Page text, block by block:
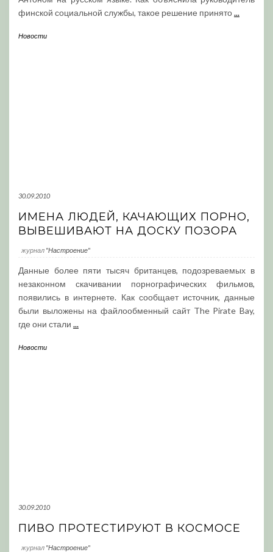
финской социальной службы, такое решение принято...
Новости
30.09.2010
ИМЕНА ЛЮДЕЙ, КАЧАЮЩИХ ПОРНО,
ВЫВЕШИВАЮТ НА ДОСКУ ПОЗОРА
журнал "Настроение"
Данные более пяти тысяч британцев, подозреваемых в
незаконном скачивании порнографических фильмов,
появились в интернете. Как сообщает источник, данные
были выложены на файлообменный сайт The Pirate Bay,
где они стали ...
Новости
30.09.2010
ПИВО ПРОТЕСТИРУЮТ В КОСМОСЕ
журнал "Настроение"